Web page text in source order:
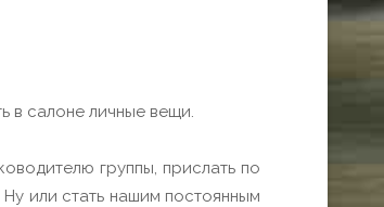
в салоне личные вещи.
группы, прислать по
Ну или стать нашим постоянным